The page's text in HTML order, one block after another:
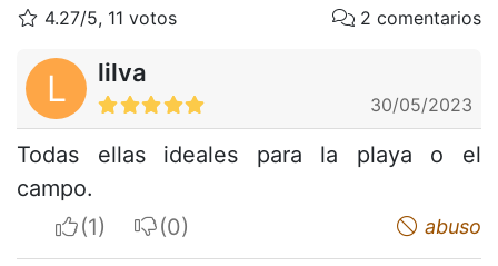
4.27/5, 11 votos 2 comentarios
L lilva
30/05/2023
Todas ellas ideales para la playa o el
campo.
I apreciateI do not appreciate abuso